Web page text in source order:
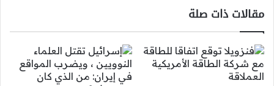
مقالات ذات صلة